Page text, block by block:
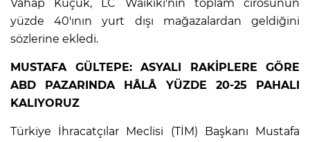
Vahap Küçük, LC Waikiki'nin toplam cirosunun
yüzde 40'ının yurt dışı mağazalardan geldiğini
sözlerine ekledi.
MUSTAFA GÜLTEPE: ASYALI RAKİPLERE GÖRE
ABD PAZARINDA HÂLÂ YÜZDE 20-25 PAHALI
KALIYORUZ
Türkiye İhracatçılar Meclisi (TİM) Başkanı Mustafa